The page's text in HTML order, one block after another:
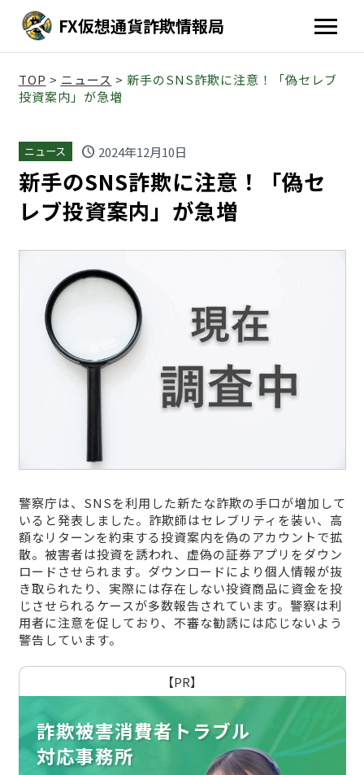
FX仮想通貨詐欺情報局
TOP > ニュース > 新手のSNS詐欺に注意！「偽セレブ
投資案内」が急増
ニュース schedule 2024年12月10日
新手のSNS詐欺に注意！「偽セ
レブ投資案内」が急増
警察庁は、SNSを利用した新たな詐欺の手口が増加して
いると発表しました。詐欺師はセレブリティを装い、高
額なリターンを約束する投資案内を偽のアカウントで拡
散。被害者は投資を誘われ、虚偽の証券アプリをダウン
ロードさせられます。ダウンロードにより個人情報が抜
き取られたり、実際には存在しない投資商品に資金を投
じさせられるケースが多数報告されています。警察は利
用者に注意を促しており、不審な勧誘には応じないよう
警告しています。
【PR】
詐欺被害消費者トラブル
対応事務所